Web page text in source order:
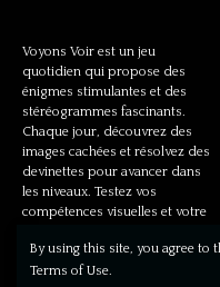
By using this site, you agree to
Terms of Use.
Voyons Voir est un jeu
quotidien qui propose des
énigmes stimulantes et des
stéréogrammes fascinants.
Chaque jour, découvrez des
images cachées et résolvez des
devinettes pour avancer dans
les niveaux. Testez vos
compétences visuelles et votre
défis uniques!